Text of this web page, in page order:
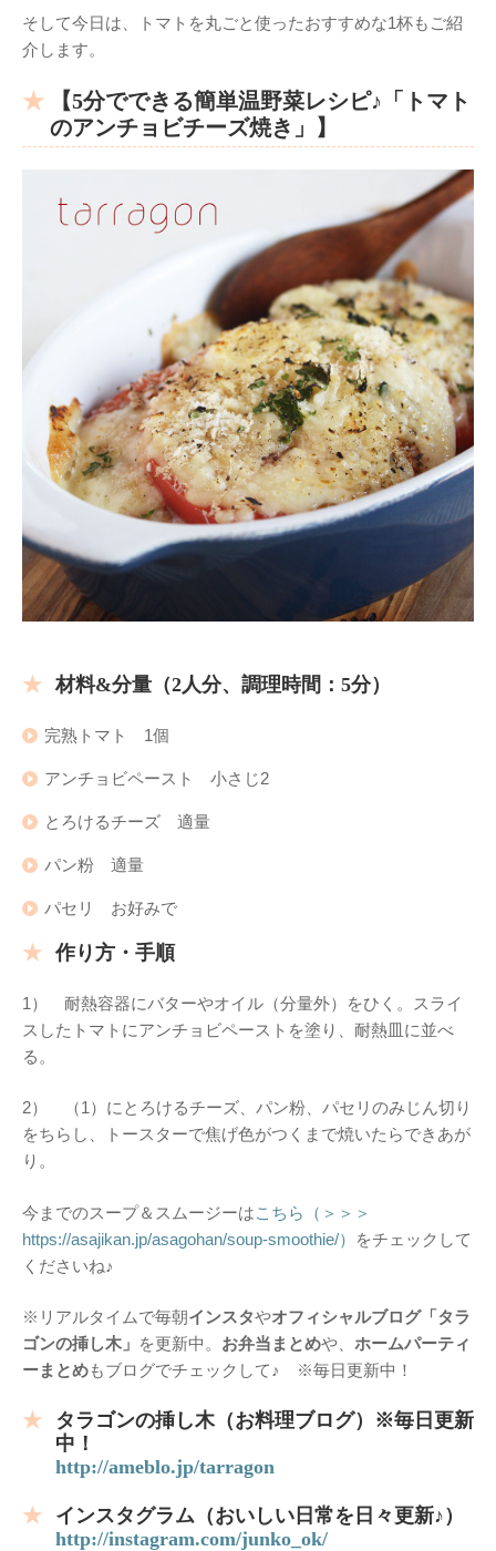
そして今日は、トマトを丸ごと使ったおすすめな1杯もご紹
介します。
【5分でできる簡単温野菜レシピ♪「トマト
のアンチョビチーズ焼き」】
材料&分量（2人分、 調理時間：5分）
完熟トマト 1個
アンチョビペースト 小さじ2
とろけるチーズ 適量
パン粉 適量
パセリ お好みで
作り方・手順
1） 耐熱容器にバターやオイル（分量外）をひく。スライ
スしたトマトにアンチョビペーストを塗り、耐熱皿に並べ
る。
2） （1）にとろけるチーズ、パン粉、パセリのみじん切り
をちらし、トースターで焦げ色がつくまで焼いたらできあが
り。
今までのスープ＆スムージーはこちら（＞＞＞
https://asajikan.jp/asagohan/soup-smoothie/）
をチェックして
くださいね♪
※リアルタイムで毎朝インスタやオフィシャルブログ「タラ
ゴンの挿し木」 を更新中。 お弁当まとめや、 ホームパーティ
ーまとめもブログでチェックして♪ ※毎日更新中！
タラゴンの挿し木（お料理ブログ）※毎日更新
中！
http://ameblo.jp/tarragon
インスタグラム（おいしい日常を日々更新♪）
http://instagram.com/junko_ok/